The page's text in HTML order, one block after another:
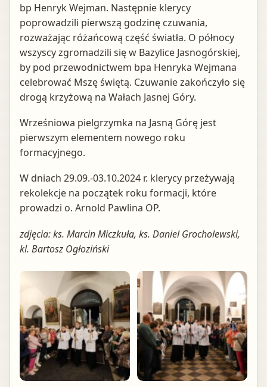
bp Henryk Wejman. Następnie klerycy
poprowadzili pierwszą godzinę czuwania,
rozważając różańcową część światła. O północy
wszyscy zgromadzili się w Bazylice Jasnogórskiej,
by pod przewodnictwem bpa Henryka Wejmana
celebrować Mszę świętą. Czuwanie zakończyło się
drogą krzyżową na Wałach Jasnej Góry.
Wrześniowa pielgrzymka na Jasną Górę jest
pierwszym elementem nowego roku
formacyjnego.
W dniach 29.09.-03.10.2024 r. klerycy przeżywają
rekolekcje na początek roku formacji, które
prowadzi o. Arnold Pawlina OP.
zdjęcia: ks. Marcin Miczkuła, ks. Daniel Grocholewski,
kl. Bartosz Ogłoziński